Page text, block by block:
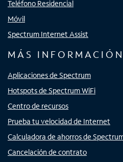
Teléfono Residencial
Móvil
Spectrum Internet Assist
MÁS INFORMACIÓN
Aplicaciones de Spectrum
Hotspots de Spectrum WiFi
Centro de recursos
Prueba tu velocidad de Internet
Calculadora de ahorros de
Cancelación de contrato